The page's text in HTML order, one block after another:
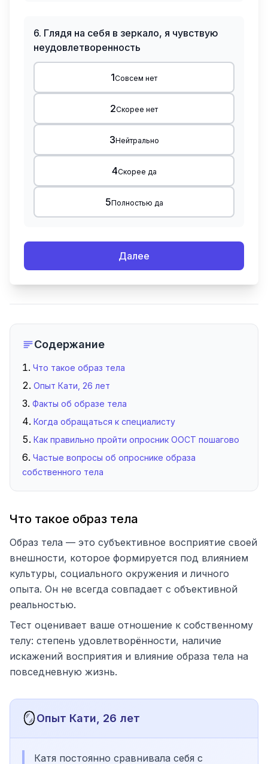
6. Глядя на себя в зеркало, я чувствую
неудовлетворенность
1Совсем нет
2Скорее нет
3Нейтрально
4Скорее да
5Полностью да
Далее
Содержание
Что такое образ тела
Опыт Кати, 26 лет
Факты об образе тела
Когда обращаться к специалисту
Как правильно пройти опросник ООСТ пошагово
Частые вопросы об опроснике образа
собственного тела
Что такое образ тела
Образ тела — это субъективное восприятие своей
внешности, которое формируется под влиянием
культуры, социального окружения и личного
опыта. Он не всегда совпадает с объективной
реальностью.
Тест оценивает ваше отношение к собственному
телу: степень удовлетворённости, наличие
искажений восприятия и влияние образа тела на
повседневную жизнь.
🪞Опыт Кати, 26 лет
Катя постоянно сравнивала себя с